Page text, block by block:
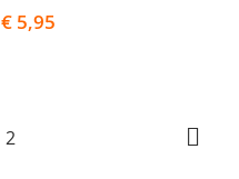
€ 5,95
Pagina
Pagina
2